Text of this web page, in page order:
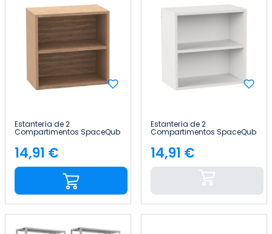
Estantería de 2
Compartimentos SpaceQub
34.5x20x34.5cm 7house
Precio
14,91 €
Estantería de 2
Compartimentos SpaceQub
34.5x20x34.5cm 7house
Precio
14,91 €